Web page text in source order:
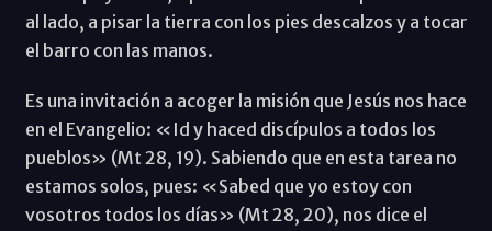
al lado, a pisar la tierra con los pies descalzos y a tocar
el barro con las manos.
Es una invitación a acoger la misión que Jesús nos hace
en el Evangelio: «Id y haced discípulos a todos los
pueblos» (Mt 28, 19). Sabiendo que en esta tarea no
estamos solos, pues: «Sabed que yo estoy con
vosotros todos los días» (Mt 28, 20), nos dice el